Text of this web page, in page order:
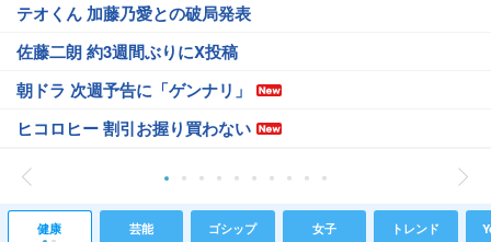
テオくん 加藤乃愛との破局発表
佐藤二朗 約3週間ぶりにX投稿
朝ドラ 次週予告に「ゲンナリ」
ヒコロヒー 割引お握り買わない
健康 芸能 ゴシップ 女子 トレンド